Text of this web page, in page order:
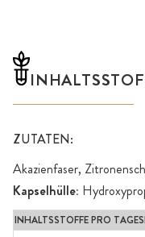
ZUTATEN:
Akazienfaser,
Kapselhülle:
INHALTSSTOFFE PRO